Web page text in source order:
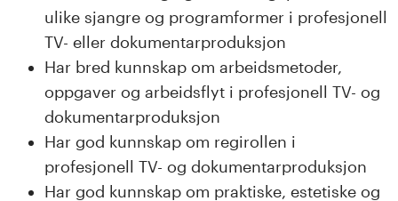
ulike sjangre og programformer i profesjonell
TV- eller dokumentarproduksjon
Har bred kunnskap om arbeidsmetoder,
oppgaver og arbeidsflyt i profesjonell TV- og
dokumentarproduksjon
Har god kunnskap om regirollen i
profesjonell TV- og dokumentarproduksjon
Har god kunnskap om praktiske, estetiske og